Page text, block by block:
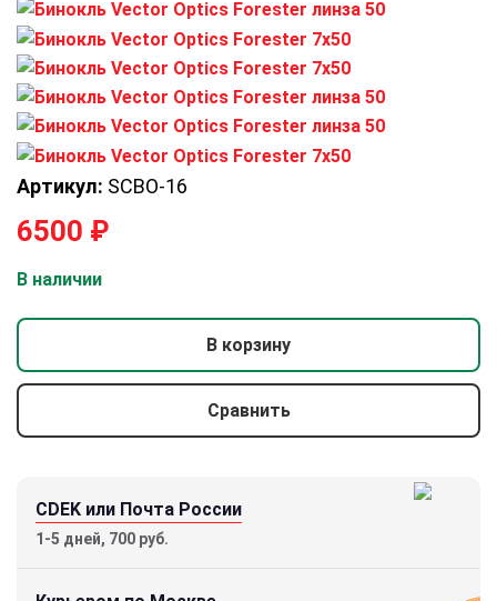
Артикул: SCBO-16
6500 ₽
В наличии
В корзину
Сравнить
CDEK или Почта России
1-5 дней, 700 руб.